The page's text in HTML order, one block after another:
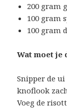
200 gram
100 gram
100 gram
Wat moet je
Snipper de
knoflook
Voeg de